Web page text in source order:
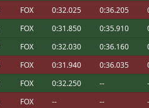
Congrats JSK !!
:
Congrats Jsk! 😁👍🏻 ; And Furriols and
: Congratulations, Jsk, on the Radix Cup
:
Buenas tardes, no deja entrar al server
erroneo ; Ha cambiado??
:
Ostia que guapo! Enhorabuena FR!
FOX 0:32.025 0:36.205
FOX 0:31.850 0:35.910
FOX 0:32.030 0:36.160
FOX 0:31.940 0:36.035
FOX 0:32.250 --
FOX -- --